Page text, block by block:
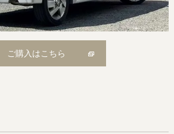
ご購入はこちら